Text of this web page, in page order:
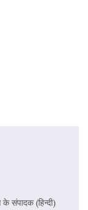
संपादक (हिन्दी)